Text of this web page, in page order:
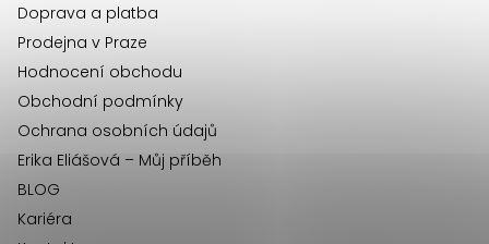
Doprava a platba
Prodejna v Praze
Hodnocení obchodu
Obchodní podmínky
Ochrana osobních údajů
Erika Eliášová – Můj příběh
BLOG
Kariéra